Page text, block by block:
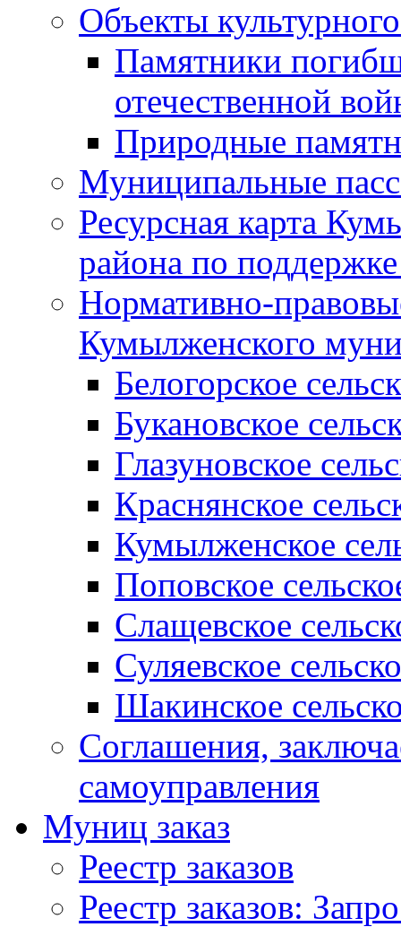
Объекты
Памятники
отечественной
Природные
Муниципальные
Ресурсная карта
района по
Нормативно-
Кумылженского
Белогорское
Букановское
Глазуновское
Краснянское
Кумылженское
Поповское
Слащевское
Суляевское
Шакинское
Соглашения,
самоуправления
Муниц заказ
Реестр заказов
Реестр заказов: